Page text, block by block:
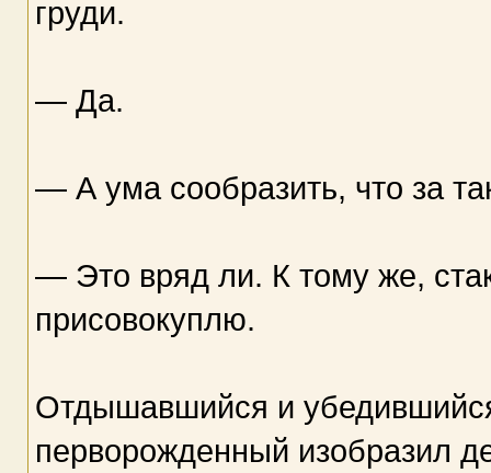
груди.
— Да.
— А ума сообразить, что за
— Это вряд ли. К тому же,
присовокуплю.
Отдышавшийся и
перворожденный изобразил